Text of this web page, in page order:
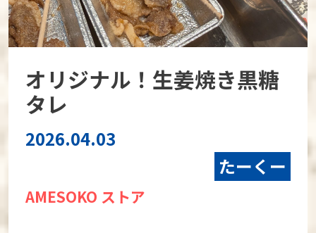
オリジナル！生姜焼き黒糖
タレ
2026.04.03
たーくー
AMESOKO ストア